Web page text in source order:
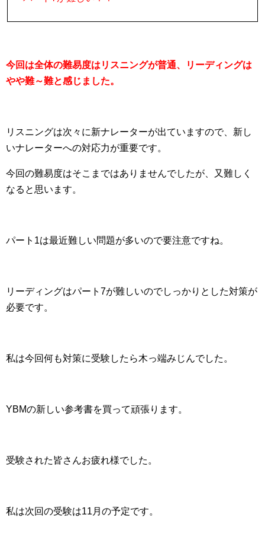
今回は全体の難易度はリスニングが普通、リーディングは
やや難～難と感じました。
リスニングは次々に新ナレーターが出ていますので、新し
いナレーターへの対応力が重要です。
今回の難易度はそこまではありませんでしたが、又難しく
なると思います。
パート1は最近難しい問題が多いので要注意ですね。
リーディングはパート7が難しいのでしっかりとした対策が
必要です。
私は今回何も対策に受験したら木っ端みじんでした。
YBMの新しい参考書を買って頑張ります。
受験された皆さんお疲れ様でした。
私は次回の受験は11月の予定です。